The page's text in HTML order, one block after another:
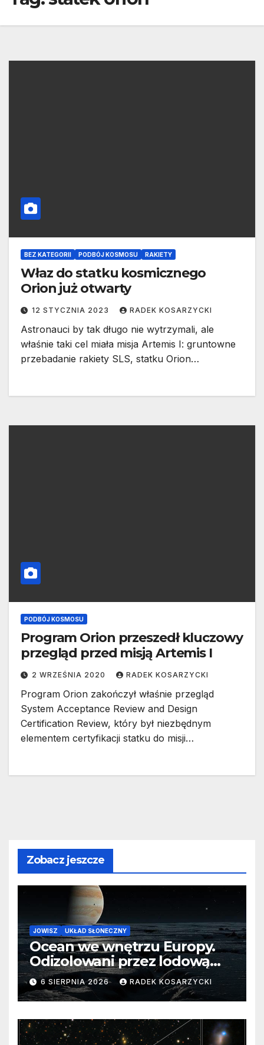
BEZ KATEGORII PODBÓJ KOSMOSU RAKIETY
Właz do statku kosmicznego
Orion już otwarty
12 STYCZNIA 2023 RADEK KOSARZYCKI
Astronauci by tak długo nie wytrzymali, ale
właśnie taki cel miała misja Artemis I: gruntowne
przebadanie rakiety SLS, statku Orion…
PODBÓJ KOSMOSU
Program Orion przeszedł kluczowy
przegląd przed misją Artemis I
2 WRZEŚNIA 2020 RADEK KOSARZYCKI
Program Orion zakończył właśnie przegląd
System Acceptance Review and Design
Certification Review, który był niezbędnym
elementem certyfikacji statku do misji…
Zobacz jeszcze
JOWISZ UKŁAD SŁONECZNY
Ocean we wnętrzu Europy.
Odizolowani przez lodową
barierę
6 SIERPNIA 2026 RADEK KOSARZYCKI